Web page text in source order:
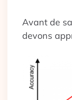
Avant de
devons